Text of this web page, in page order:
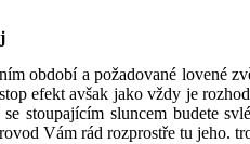
období a požadované lovené
efekt avšak jako vždy je
stoupajícím sluncem budete
Vám rád rozprostře tu jeho.